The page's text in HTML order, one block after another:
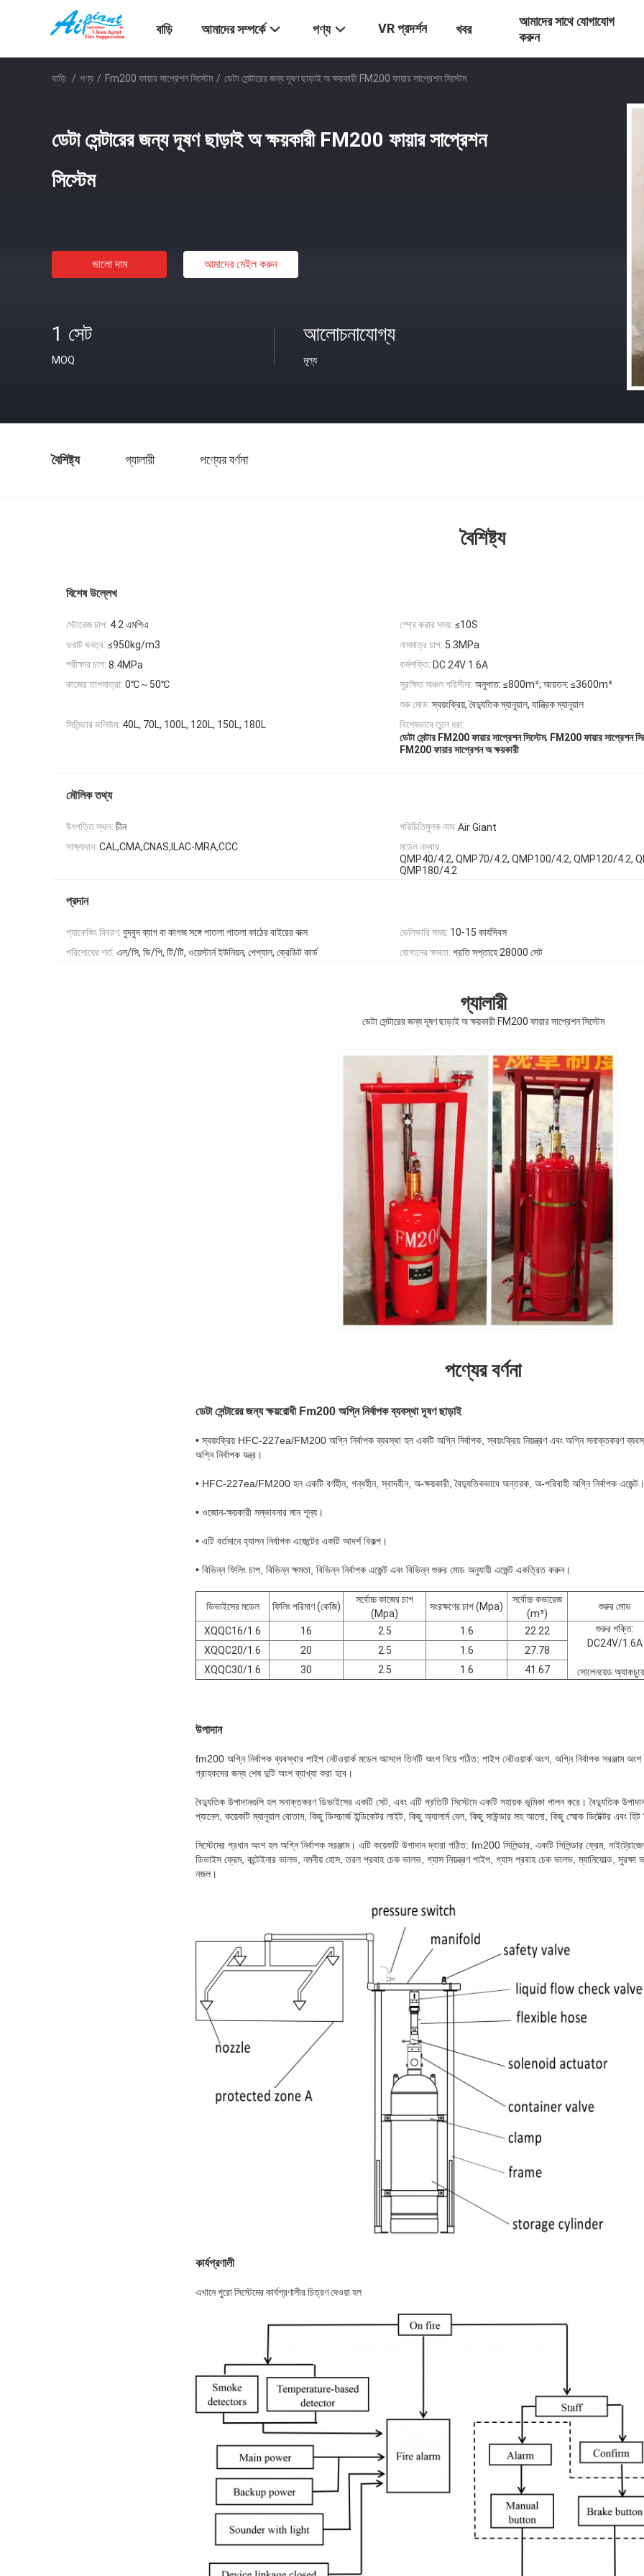
বাড়ি আমাদের সম্পর্কে পণ্য VR প্রদর্শন খবর
আমাদের সাথে যোগাযোগ
করুন
বাড়ি / পণ্য / Fm200 ফায়ার সাপ্রেশন সিস্টেম / ডেটা সেন্টারের জন্য দূষণ ছাড়াই অ ক্ষয়কারী FM200 ফায়ার সাপ্রেশন সিস্টেম
ডেটা সেন্টারের জন্য দূষণ ছাড়াই অ ক্ষয়কারী FM200 ফায়ার সাপ্রেশন
সিস্টেম
ভালো দাম আমাদের মেইল ​​করুন
1 সেট
MOQ
আলোচনাযোগ্য
মূল্য
বৈশিষ্ট্য গ্যালারী পণ্যের বর্ণনা
বৈশিষ্ট্য
বিশেষ উল্লেখ
স্টোরেজ চাপ: 4.2 এমপিএ স্প্রে করার সময়: ≤10S
ভরাট ঘনত্ব: ≤950kg/m3 নামমাত্র চাপ: 5.3MPa
পরীক্ষার চাপ: 8.4MPa কর্মশক্তি: DC 24V 1.6A
কাজের তাপমাত্রা: 0℃～50℃ সুরক্ষিত অঞ্চল পরিসীমা: অনুপাত: ≤800m²; আয়তন: ≤3600m³
শুরু মোড: স্বয়ংক্রিয়, বৈদ্যুতিক ম্যানুয়াল, যান্ত্রিক ম্যানুয়াল
সিলিন্ডার ভলিউম: 40L, 70L, 100L, 120L, 150L, ​​180L
বিশেষভাবে তুলে ধরা:
ডেটা সেন্টার FM200 ফায়ার সাপ্রেশন সিস্টেম, FM200 ফায়ার সাপ্রেশন
FM200 ফায়ার সাপ্রেশন অ ক্ষয়কারী
মৌলিক তথ্য
উৎপত্তি স্থল: চীন পরিচিতিমুলক নাম: Air Giant
সাক্ষ্যদান: CAL,CMA,CNAS,ILAC-MRA,CCC
মডেল নম্বার:
QMP40/4.2, QMP70/4.2, QMP100/4.2, QMP120/4.2,
QMP180/4.2
প্রদান
প্যাকেজিং বিবরণ: বুদবুদ ব্যাগ বা কাগজ সঙ্গে পাতলা পাতলা কাঠের বাইরের বাক্স ডেলিভারি সময়: 10-15 কার্যদিবস
পরিশোধের শর্ত: এল/সি, ডি/পি, টি/টি, ওয়েস্টার্ন ইউনিয়ন, পেপ্যাল, ক্রেডিট কার্ড যোগানের ক্ষমতা: প্রতি সপ্তাহে 28000 সেট
গ্যালারী
ডেটা সেন্টারের জন্য দূষণ ছাড়াই অ ক্ষয়কারী FM200 ফায়ার সাপ্রেশন সিস্টেম
পণ্যের বর্ণনা
ডেটা সেন্টারের জন্য ক্ষয়রোধী Fm200 অগ্নি নির্বাপক ব্যবস্থা দূষণ ছাড়াই
• স্বয়ংক্রিয় HFC-227ea/FM200 অগ্নি নির্বাপক ব্যবস্থা হল একটি অগ্নি নির্বাপক, স্বয়ংক্রিয় নিয়ন্ত্রণ এবং অগ্নি সনাক্তকরণ
অগ্নি নির্বাপক যন্ত্র।
• HFC-227ea/FM200 হল একটি বর্ণহীন, গন্ধহীন, স্বাদহীন, অ-ক্ষয়কারী, বৈদ্যুতিকভাবে অন্তরক, অ-পরিবাহী অগ্নি নির্বাপক এজেন্ট।
• ওজোন-ক্ষয়কারী সম্ভাবনার মান শূন্য।
• এটি বর্তমানে হ্যালন নির্বাপক এজেন্টের একটি আদর্শ বিকল্প।
• বিভিন্ন ফিলিং চাপ, বিভিন্ন ক্ষমতা, বিভিন্ন নির্বাপক এজেন্ট এবং বিভিন্ন শুরুর মোড অনুযায়ী এজেন্ট একত্রিত করুন।
ডিভাইসের মডেল ফিলিং পরিমাণ (কেজি)
সর্বোচ্চ কাজের চাপ
(Mpa)
সংরক্ষণের চাপ (Mpa)
সর্বোচ্চ কভারেজ
(m³)
শুরুর মোড
XQQC16/1.6 16 2.5 1.6 22.22
শুরুর শক্তি:
DC24V/1.6A
সোলেনয়েড
XQQC20/1.6 20 2.5 1.6
27.78
XQQC30/1.6
30 2.5 1.6 41.67
উপাদান
fm200 অগ্নি নির্বাপক ব্যবস্থার পাইপ নেটওয়ার্ক মডেল আসলে তিনটি অংশ নিয়ে গঠিত: পাইপ নেটওয়ার্ক অংশ, অগ্নি নির্বাপক সরঞ্জাম
গ্রাহকদের জন্য শেষ দুটি অংশ ব্যাখ্যা করা হবে।
বৈদ্যুতিক উপাদানগুলি হল সনাক্তকরণ ডিভাইসের একটি সেট, এবং এটি প্রতিটি সিস্টেমে একটি সহায়ক ভূমিকা পালন করে। বৈদ্যুতিক
প্যানেল, কয়েকটি ম্যানুয়াল বোতাম, কিছু ডিসচার্জ ইন্ডিকেটর লাইট, কিছু অ্যালার্ম বেল, কিছু সাউন্ডার সহ আলো, কিছু স্মোক ডিটেক্টর এবং হিট
সিস্টেমের প্রধান অংশ হল অগ্নি নির্বাপক সরঞ্জাম। এটি কয়েকটি উপাদান দ্বারা গঠিত: fm200 সিলিন্ডার, একটি সিলিন্ডার ফ্রেম,
ডিভাইস ফ্রেম, কন্টেইনার ভালভ, নমনীয় হোস, তরল প্রবাহ চেক ভালভ, গ্যাস নিয়ন্ত্রণ পাইপ, গ্যাস প্রবাহ চেক ভালভ, ম্যানিফোল্ড, সুরক্ষা
নজল।
কার্যপ্রণালী
এখানে পুরো সিস্টেমের কার্যপ্রণালীর চিত্রণ দেওয়া হল